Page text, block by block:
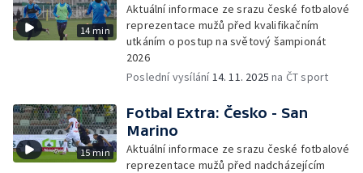
14 min
Aktuální informace ze srazu české fotbalové
reprezentace mužů před kvalifikačním
utkáním o postup na světový šampionát
2026
Poslední vysílání14. 11. 2025 na ČT sport
15 min
Fotbal Extra: Česko - San
Marino
Aktuální informace ze srazu české fotbalové
reprezentace mužů před nadcházejícím